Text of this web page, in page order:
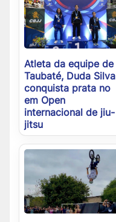
Atleta da equipe de
Taubaté, Duda Silva
conquista prata no
em Open
internacional de jiu-
jitsu